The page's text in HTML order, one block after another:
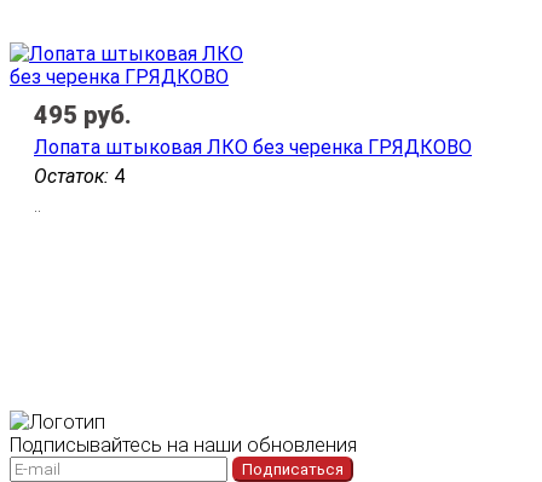
Остаток: 4
Лопата штыковая ЛКО без черенка ГРЯДКОВО
..
495 руб.
Подписывайтесь на наши обновления
Подписаться